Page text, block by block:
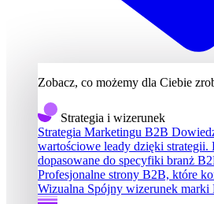
Zobacz, co możemy dla Ciebie
Strategia i wizerunek
Strategia Marketingu B2B
wartościowe leady dzięki strategii.
dopasowane do specyfiki branż
Profesjonalne strony B2B, które
Wizualna Spójny wizerunek marki